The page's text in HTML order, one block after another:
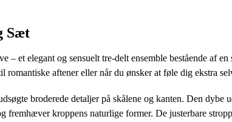
Sæt
– et elegant og sensuelt tre-delt ensemble bestående af
romantiske aftener eller når du ønsker at føle dig ekstra
broderede detaljer på skålene og kanten. Den dybe
fremhæver kroppens naturlige former. De justerbare